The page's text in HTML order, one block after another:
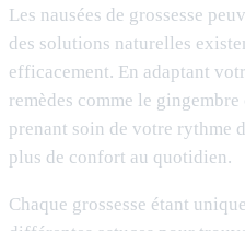
Les nausées de grossesse
des solutions naturelles
efficacement. En adaptant
remèdes comme le
prenant soin de votre rythme
plus de confort au quotidien.
Chaque grossesse étant